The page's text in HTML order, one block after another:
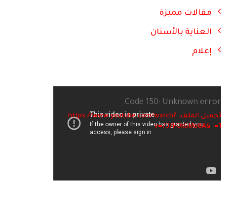
مقالات مميزة
العناية بالأسنان
إعلام
Code 150: Unknown error.
تحميل الملف: https://www.youtube.com/watch?
v=737FOk6Mo8A&_=1